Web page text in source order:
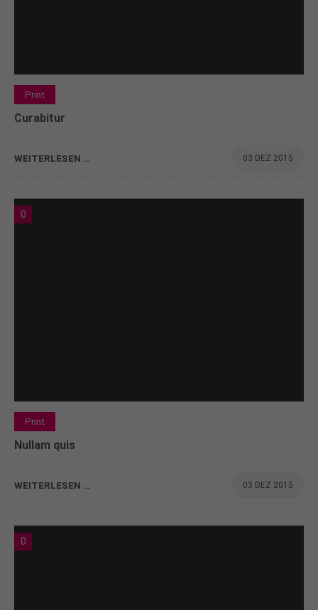
Print
Curabitur
WEITERLESEN … 03 DEZ 2015
0
Print
Nullam quis
WEITERLESEN … 03 DEZ 2015
0